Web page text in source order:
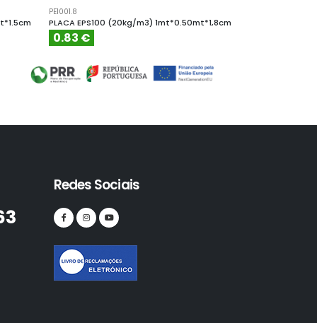
PE1001.8
PLACA EPS100 (20kg/m3) 1mt*0.50mt*1,8cm
0.83 €
Redes Sociais